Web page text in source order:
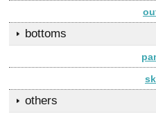
bottoms
others